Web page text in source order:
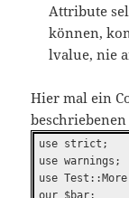
Attribute
können,
lvalue, nie
Hier mal ein
use strict;
use warnings;
use
our $bar;